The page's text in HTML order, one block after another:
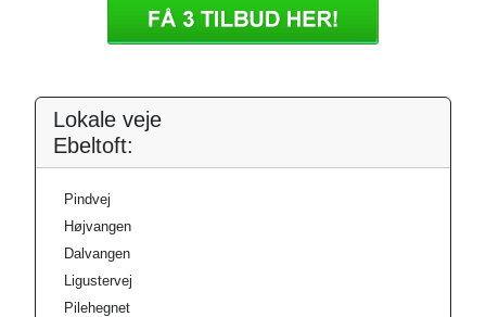
Lokale veje
Ebeltoft:
Pindvej
Højvangen
Dalvangen
Ligustervej
Pilehegnet